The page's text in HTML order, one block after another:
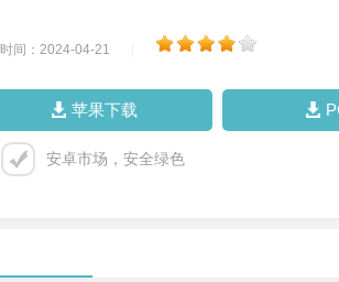
时间：2024-04-21
苹果下载
安卓市场，安全绿色